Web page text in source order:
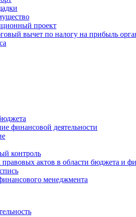
проект
вычет по налогу на прибыль
финансовой деятельности
контроль
актов в области бюджета и
менеджмента